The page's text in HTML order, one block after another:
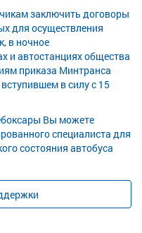
заключить договоры
для осуществления
в ночное
и автостанциях общества
приказа Минтранса
в силу с 15
Вы можете
специалиста для
состояния автобуса